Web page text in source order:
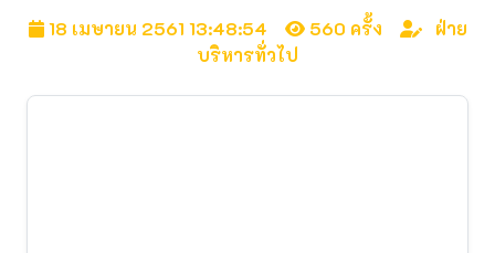
18 เมษายน 2561 13:48:54 560 ครั้ง
ฝ่าย
บริหารทั่วไป